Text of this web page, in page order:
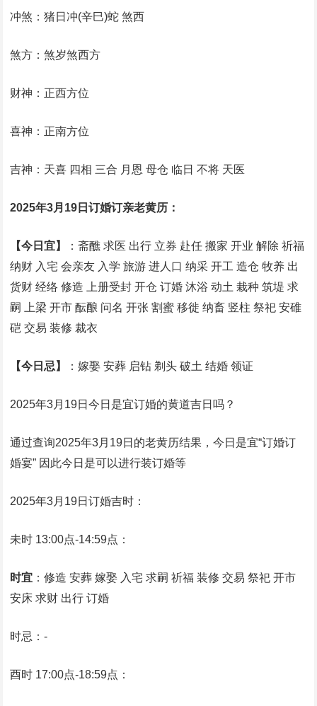
冲煞：猪日冲(辛巳)蛇 煞西
煞方：煞岁煞西方
财神：正西方位
喜神：正南方位
吉神：天喜 四相 三合 月恩 母仓 临日 不将 天医
2025年3月19日订婚订亲老黄历：
【今日宜】
：斋醮 求医 出行 立券 赴任 搬家 开业 解除 祈福
纳财 入宅 会亲友 入学 旅游 进人口 纳采 开工 造仓 牧养 出
货财 经络 修造 上册受封 开仓 订婚 沐浴 动土 栽种 筑堤 求
嗣 上梁 开市 酝酿 问名 开张 割蜜 移徙 纳畜 竖柱 祭祀 安碓
硙 交易 装修 裁衣
【今日忌】 ：嫁娶 安葬 启钻 剃头 破土 结婚 领证
2025年3月19日今日是宜订婚的黄道吉日吗？
通过查询2025年3月19日的老黄历结果，今日是宜“订婚订
婚宴” 因此今日是可以进行装订婚等
2025年3月19日订婚吉时：
未时 13:00点-14:59点：
时宜 ：修造 安葬 嫁娶 入宅 求嗣 祈福 装修 交易 祭祀 开市
安床 求财 出行 订婚
时忌：-
酉时 17:00点-18:59点：